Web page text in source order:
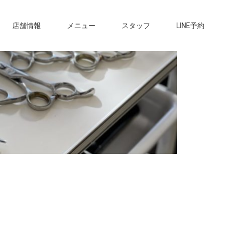
店舗情報 メニュー スタッフ LINE予約